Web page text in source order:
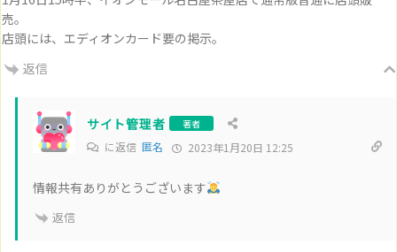
売。
店頭には、エディオンカード要の掲示。
返信
サイト管理者 著者
に返信 匿名 2023年1月20日 12:25
情報共有ありがとうございます
返信